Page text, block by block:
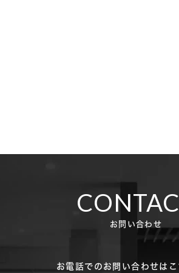
お問い合わせ
お電話でのお問い合わせはこ